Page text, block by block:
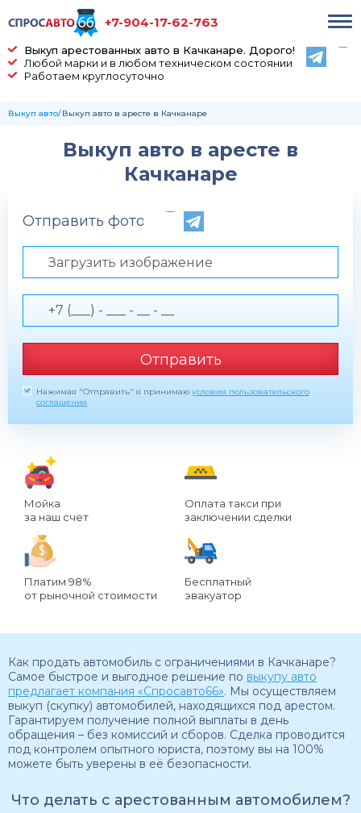
Выкуп арестованных авто в Качканаре. Дорого!
Любой марки и в любом техническом состоянии
Работаем круглосуточно
+7-904-17-62-763
Выкуп авто Выкуп авто в аресте в Качканаре
Выкуп авто в аресте в
Качканаре
Отправить фото по телефону
Загрузить изображение
Отправить
Нажимая "Отправить" я принимаю условия пользовательского
соглашения
Мойка
за наш счет
Оплата такси при
заключении сделки
Платим 98%
от рыночной стоимости
Бесплатный
эвакуатор
Как продать автомобиль с ограничениями в Качканаре?
Самое быстрое и выгодное решение по выкупу авто
предлагает компания «Спросавто66». Мы осуществляем
выкуп (скупку) автомобилей, находящихся под арестом.
Гарантируем получение полной выплаты в день
обращения – без комиссий и сборов. Сделка проводится
под контролем опытного юриста, поэтому вы на 100%
можете быть уверены в её безопасности.
Что делать с арестованным автомобилем?